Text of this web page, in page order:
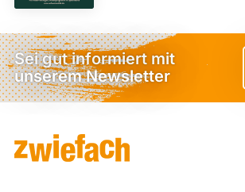
Sei gut informiert mit
unserem Newsletter